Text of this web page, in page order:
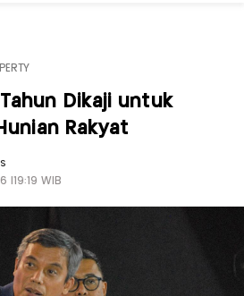
Dikaji untuk
Rakyat
|19:19 WIB